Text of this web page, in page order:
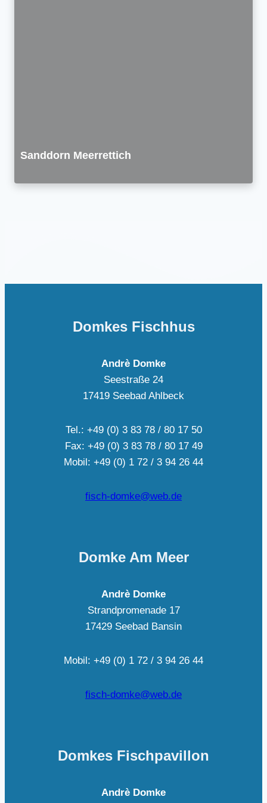
Sanddorn Meerrettich
Domkes Fischhus
Andrè Domke
Seestraße 24
17419 Seebad Ahlbeck
Tel.: +49 (0) 3 83 78 / 80 17 50
Fax: +49 (0) 3 83 78 / 80 17 49
Mobil: +49 (0) 1 72 / 3 94 26 44
fisch-domke@web.de
Domke Am Meer
Andrè Domke
Strandpromenade 17
17429 Seebad Bansin
Mobil: +49 (0) 1 72 / 3 94 26 44
fisch-domke@web.de
Domkes Fischpavillon
Andrè Domke